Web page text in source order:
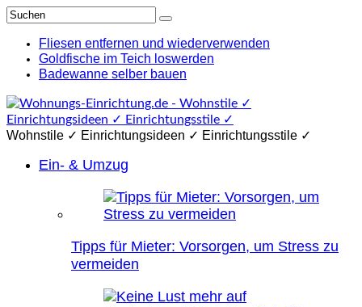
Fliesen entfernen und wiederverwenden
Goldfische im Teich loswerden
Badewanne selber bauen
Wohnstile ✓ Einrichtungsideen ✓ Einrichtungsstile ✓
Ein- & Umzug
Tipps für Mieter: Vorsorgen, um Stress zu
vermeiden